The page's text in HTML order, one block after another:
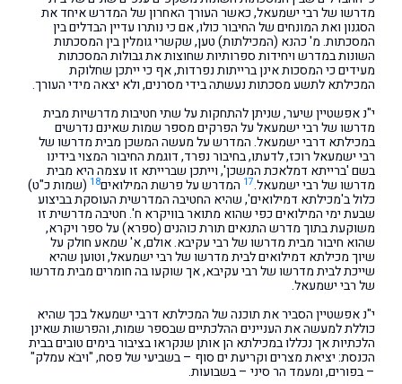
מדרשו של רבי ישמעאל, כאשר העורך האחרון של המדרש איחד את
הסגנון ואת המונחים של החיבור כולו, אם כי נותרו עדיין הבדלים בין
המסכתות. מ' כהנא (המכילתות) טען, שקשרי גומלין בין המסכתות
השונות במדרש ויחידות ספרותיות שחוצות את גבולות המסכתות
מעידים כי המסכות אינן ברייתות נפרדות, אף כי ייתכן שחלוקת
המכילתא לתשע מסכתות נעשתה בידי מסרנים, ולא יצאה מידי העורך.
י"נ אפשטיין שיער, שניתן להתחקות על שתי חטיבות מדרשיות מבית
מדרשו של רבי ישמעאל על הפרקים מספר שמות שאינם נדרשים
במכילתא דרבי ישמעאל. המדרש על מעשה המשכן מבית מדרשו של
רבי ישמעאל רוכז, לדעתו, בחיבור נפרד, דוגמת החיבור המצוי בידינו
בשם 'ברייתא דמלאכת המשכן', וייתכן שברייתא זו עצמה היא מבית
מדרשו של רבי ישמעאל.17 המדרש על פרשת המילואים18 (שמות כ"ט)
כלול ב'מכילתא דמילואים', שהיא החטיבה המדרשית העוסקת בביצוע
שבעת ימי המילואים כפי שהוא מתואר בוויקרא ח'. חטיבה מדרשית זו
משוקעת בתוך מדרש התנאים תורת כוהנים (ספרא) על ספר ויקרא,
שהוא חיבור מבית מדרשו של רבי עקיבא. אולם, א' שמאע חולק על
שיוך מכילתא דמילואים לבית מדרשו של רבי ישמעאל, וטוען שהיא
שייכת לבית מדרשו של רבי עקיבא, אך שוקעו בה חומרים מבית מדרשו
של רבי ישמעאל.
י"נ אפשטיין הסביר את תוכנה של המכילתא דרבי ישמעאל בכך שהיא
כוללת למעשה את העניינים ההלכתיים שבספר שמות, והפרשות שאינן
הלכתיות אך נכללו במכילתא הן אותן שנקראו בציבור בימים טובים בבית
הכנסת: יציאת מצרים וקריעת ים סוף – בשביעי של פסח, "ויבֹא עמלק"
– בפורים, ומעמד הר סיני – בשבועות.